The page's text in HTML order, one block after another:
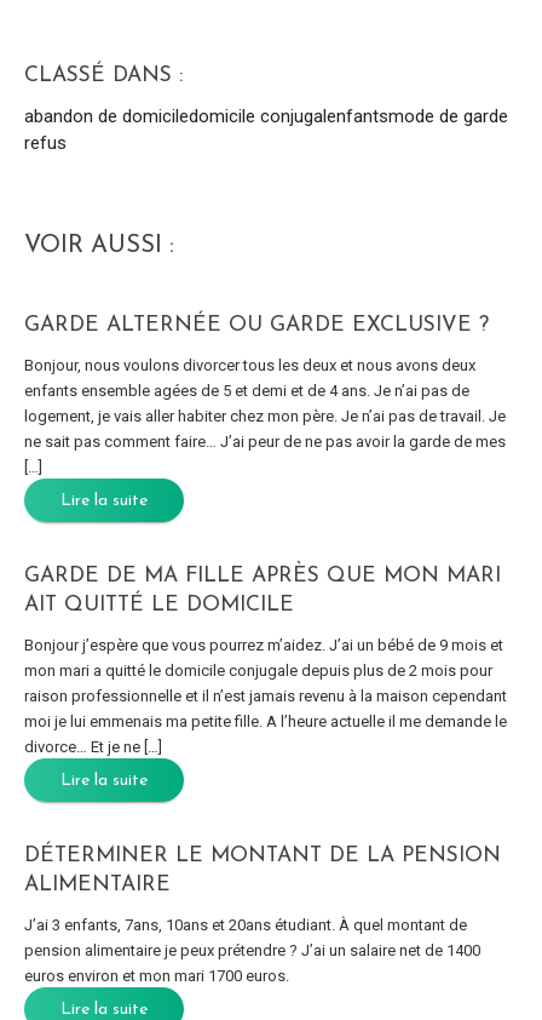
CLASSÉ DANS :
abandon de domiciledomicile conjugalenfantsmode de garde
refus
VOIR AUSSI :
GARDE ALTERNÉE OU GARDE EXCLUSIVE ?
Bonjour, nous voulons divorcer tous les deux et nous avons deux
enfants ensemble agées de 5 et demi et de 4 ans. Je n’ai pas de
logement, je vais aller habiter chez mon père. Je n’ai pas de travail. Je
ne sait pas comment faire… J’ai peur de ne pas avoir la garde de mes
Lire la suite
GARDE DE MA FILLE APRÈS QUE MON MARI
AIT QUITTÉ LE DOMICILE
Bonjour j’espère que vous pourrez m’aidez. J’ai un bébé de 9 mois et
mon mari a quitté le domicile conjugale depuis plus de 2 mois pour
raison professionnelle et il n’est jamais revenu à la maison cependant
moi je lui emmenais ma petite fille. A l’heure actuelle il me demande le
divorce… Et je ne […]
Lire la suite
DÉTERMINER LE MONTANT DE LA PENSION
ALIMENTAIRE
J’ai 3 enfants, 7ans, 10ans et 20ans étudiant. À quel montant de
pension alimentaire je peux prétendre ? J’ai un salaire net de 1400
euros environ et mon mari 1700 euros.
Lire la suite